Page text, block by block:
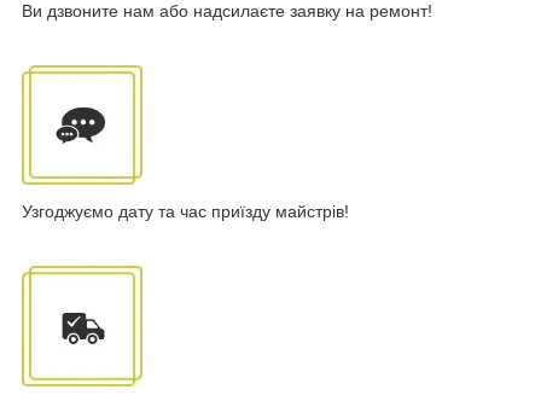
Ви дзвоните нам або надсилаєте заявку на ремонт!
Узгоджуємо дату та час приїзду майстрів!